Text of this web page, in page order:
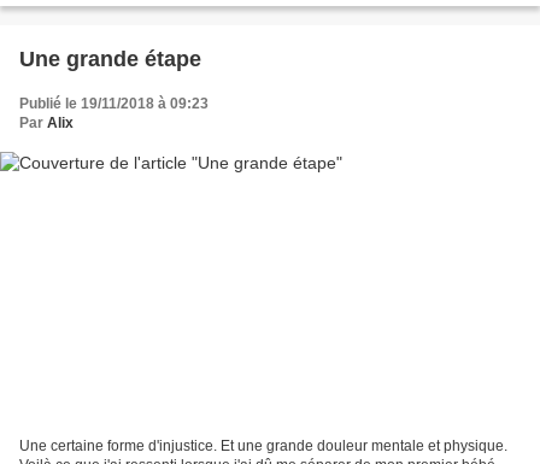
Une grande étape
Publié le 19/11/2018 à 09:23
Par Alix
Une certaine forme d'injustice. Et une grande douleur mentale et physique.